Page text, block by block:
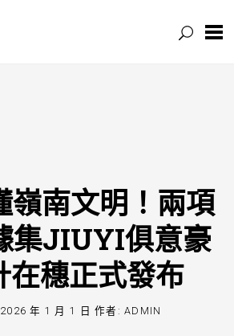
嶺南文明！兩項
集JIUYI俱意豪
在穗正式發布
2026 年 1 月 1 日 作者:ADMIN